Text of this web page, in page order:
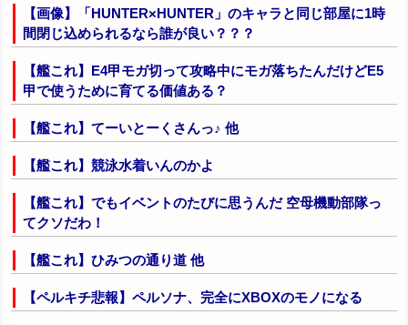
【画像】「HUNTER×HUNTER」のキャラと同じ部屋に1時
間閉じ込められるなら誰が良い？？？
【艦これ】E4甲モガ切って攻略中にモガ落ちたんだけどE5
甲で使うために育てる価値ある？
【艦これ】てーいとーくさんっ♪ 他
【艦これ】競泳水着いんのかよ
【艦これ】でもイベントのたびに思うんだ 空母機動部隊っ
てクソだわ！
【艦これ】ひみつの通り道 他
【ペルキチ悲報】ペルソナ、完全にXBOXのモノになる